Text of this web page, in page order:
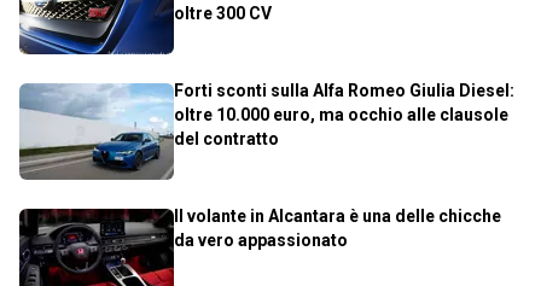
oltre 300 CV
Forti sconti sulla Alfa Romeo Giulia Diesel:
oltre 10.000 euro, ma occhio alle clausole
del contratto
Il volante in Alcantara è una delle chicche
da vero appassionato